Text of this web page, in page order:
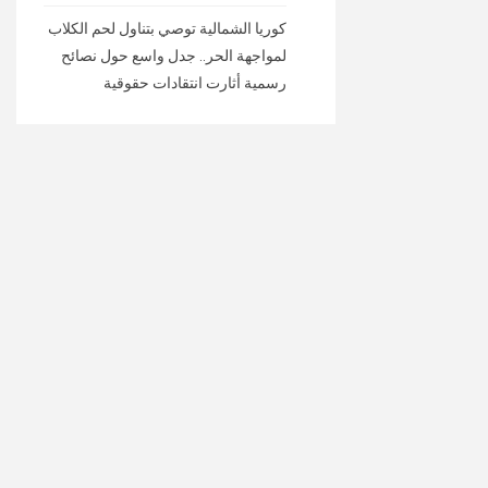
كوريا الشمالية توصي بتناول لحم الكلاب
لمواجهة الحر.. جدل واسع حول نصائح
رسمية أثارت انتقادات حقوقية